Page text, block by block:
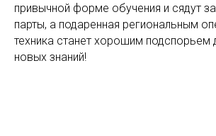
привычной форме обучения и сядут
парты, а подаренная региональным
техника станет хорошим подспорьем
новых знаний!